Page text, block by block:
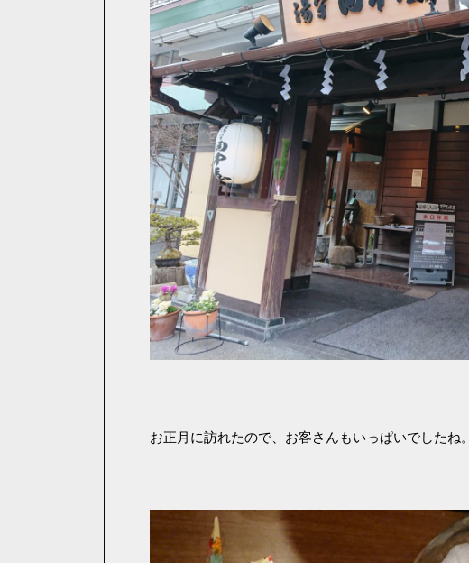
お正月に訪れたので、お客さんもいっぱいでしたね。